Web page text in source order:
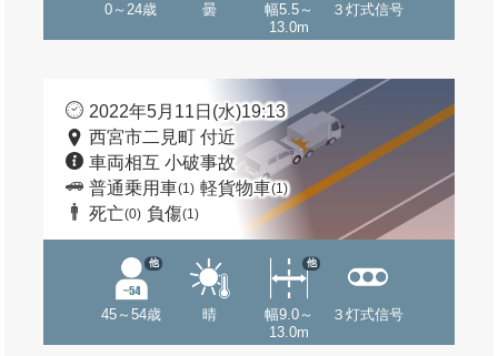
0～24歳 曇
幅5.5～
13.0m
３灯式信号
2022年5月11日(水)19:13
西宮市二見町 付近
車両相互 小破事故
普通乗用車(1) 軽貨物車(1)
死亡(0) 負傷(1)
45～54歳
他
晴
幅9.0～
13.0m
他
３灯式信号